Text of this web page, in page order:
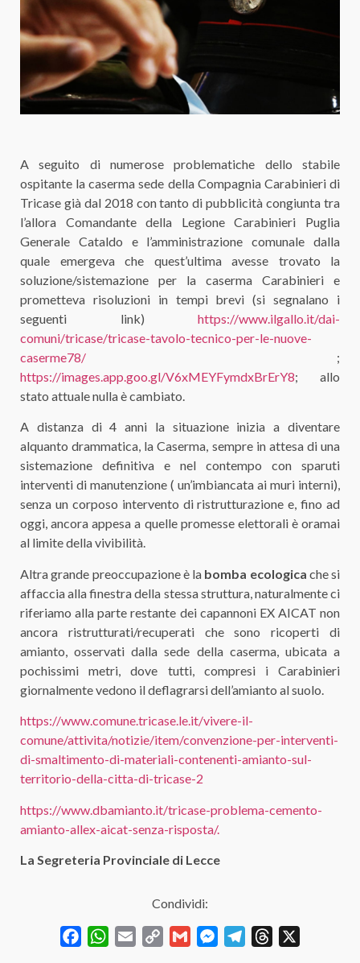
A seguito di numerose problematiche dello stabile
ospitante la caserma sede della Compagnia Carabinieri di
Tricase già dal 2018 con tanto di pubblicità congiunta tra
l’allora Comandante della Legione Carabinieri Puglia
Generale Cataldo e l’amministrazione comunale dalla
quale emergeva che quest’ultima avesse trovato la
soluzione/sistemazione per la caserma Carabinieri e
prometteva risoluzioni in tempi brevi (si segnalano i
seguenti link) https://www.ilgallo.it/dai-
comuni/tricase/tricase-tavolo-tecnico-per-le-nuove-
caserme78/ ;
https://images.app.goo.gl/V6xMEYFymdxBrErY8; allo
stato attuale nulla è cambiato.
A distanza di 4 anni la situazione inizia a diventare
alquanto drammatica, la Caserma, sempre in attesa di una
sistemazione definitiva e nel contempo con sparuti
interventi di manutenzione ( un’imbiancata ai muri interni),
senza un corposo intervento di ristrutturazione e, fino ad
oggi, ancora appesa a quelle promesse elettorali è oramai
al limite della vivibilità.
Altra grande preoccupazione è la bomba ecologica che si
affaccia alla finestra della stessa struttura, naturalmente ci
riferiamo alla parte restante dei capannoni EX AICAT non
ancora ristrutturati/recuperati che sono ricoperti di
amianto, osservati dalla sede della caserma, ubicata a
pochissimi metri, dove tutti, compresi i Carabinieri
giornalmente vedono il deflagrarsi dell’amianto al suolo.
https://www.comune.tricase.le.it/vivere-il-
comune/attivita/notizie/item/convenzione-per-interventi-
di-smaltimento-di-materiali-contenenti-amianto-sul-
territorio-della-citta-di-tricase-2
https://www.dbamianto.it/tricase-problema-cemento-
amianto-allex-aicat-senza-risposta/.
La Segreteria Provinciale di Lecce
Condividi:
FacebookWhatsApp
Email
Copy
Gmail MessengerTelegramThreads